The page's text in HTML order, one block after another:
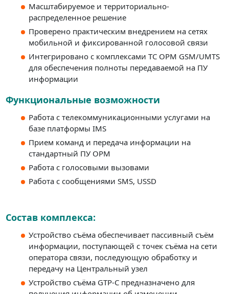
Масштабируемое и территориально-
распределенное решение
Проверено практическим внедрением на сетях
мобильной и фиксированной голосовой связи
Интегрировано с комплексами ТС ОРМ GSM/UMTS
для обеспечения полноты передаваемой на ПУ
информации
Функциональные возможности
Работа с телекоммуникационными услугами на
базе платформы IMS
Прием команд и передача информации на
стандартный ПУ ОРМ
Работа с голосовыми вызовами
Работа с сообщениями SMS, USSD
Состав комплекса:
Устройство съёма обеспечивает пассивный съём
информации, поступающей с точек съёма на сети
оператора связи, последующую обработку и
передачу на Центральный узел
Устройство съёма GTP-C предназначено для